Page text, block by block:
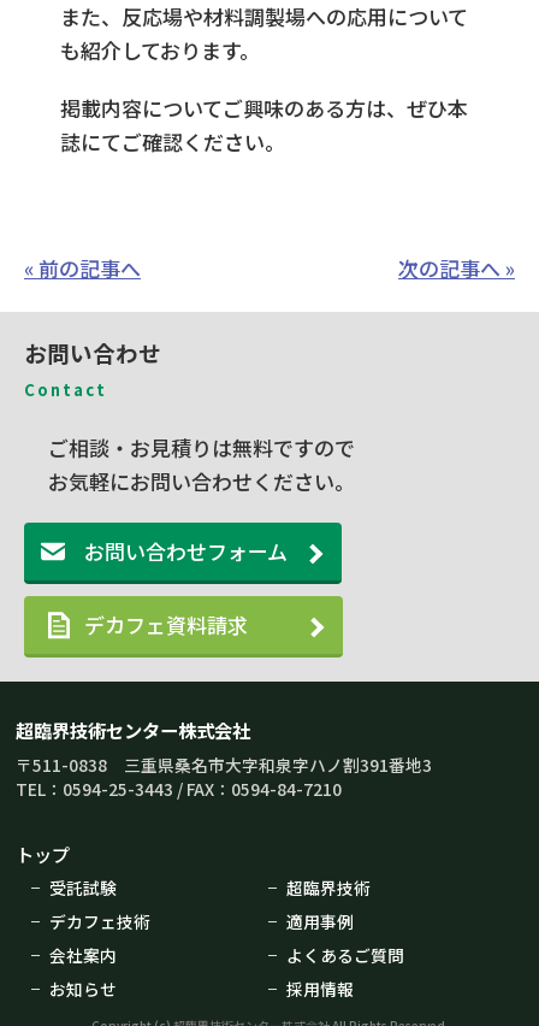
また、反応場や材料調製場への応用について
も紹介しております。
掲載内容についてご興味のある方は、ぜひ本
誌にてご確認ください。
« 前の記事へ 次の記事へ »
お問い合わせ
Contact
ご相談・お見積りは無料ですので
お気軽にお問い合わせください。
お問い合わせフォーム
デカフェ資料請求
超臨界技術センター株式会社
〒511-0838 三重県桑名市大字和泉字ハノ割391番地3
TEL：0594-25-3443 / FAX：0594-84-7210
トップ
受託試験
超臨界技術
デカフェ技術
適用事例
会社案内
よくあるご質問
お知らせ
採用情報